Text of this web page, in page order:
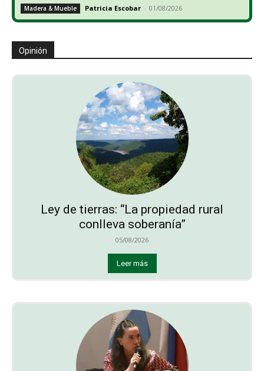
Madera & Mueble Patricia Escobar - 01/08/2026
Opinión
Ley de tierras: “La propiedad rural
conlleva soberanía”
05/08/2026
Leer más